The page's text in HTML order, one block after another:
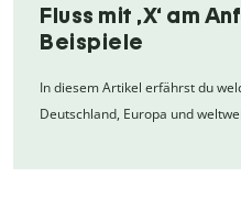
Fluss mit ‚X‘ am
Beispiele
In diesem Artikel erfährst du
Deutschland, Europa und